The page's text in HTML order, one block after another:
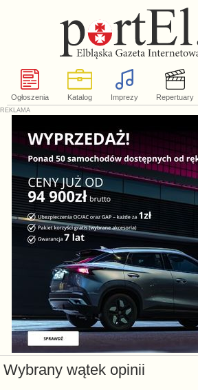
Ogłoszenia Katalog Imprezy Repertuary
Wybrany wątek opinii